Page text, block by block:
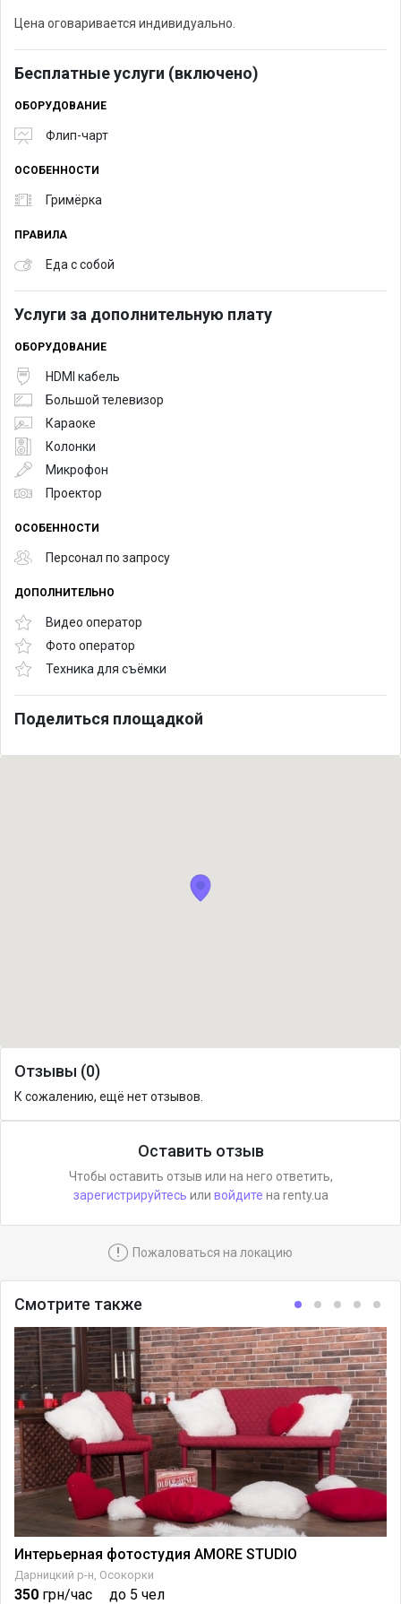
Цена оговаривается индивидуально.
Бесплатные услуги (включено)
ОБОРУДОВАНИЕ
Флип-чарт
ОСОБЕННОСТИ
Гримёрка
ПРАВИЛА
Еда с собой
Услуги за дополнительную плату
ОБОРУДОВАНИЕ
HDMI кабель
Большой телевизор
Караоке
Колонки
Микрофон
Проектор
ОСОБЕННОСТИ
Персонал по запросу
ДОПОЛНИТЕЛЬНО
Видео оператор
Фото оператор
Техника для съёмки
Поделиться площадкой
Отзывы (0)
К сожалению, ещё нет отзывов.
Оставить отзыв
Чтобы оставить отзыв или на него ответить,
зарегистрируйтесь или войдите на renty.ua
! Пожаловаться на локацию
Смотрите также
Интерьерная фотостудия AMORE STUDIO
Дарницкий р-н, Осокорки
350 грн/час до 5 чел